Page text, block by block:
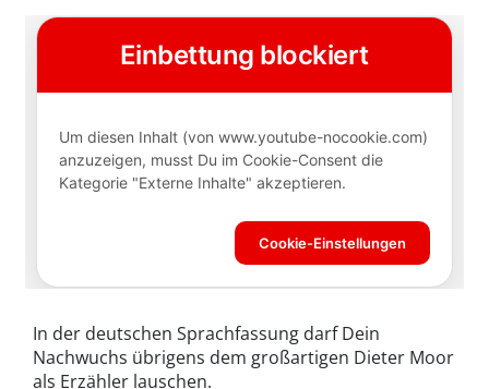
In der deutschen Sprachfassung darf Dein
Nachwuchs übrigens dem großartigen Dieter Moor
als Erzähler lauschen.